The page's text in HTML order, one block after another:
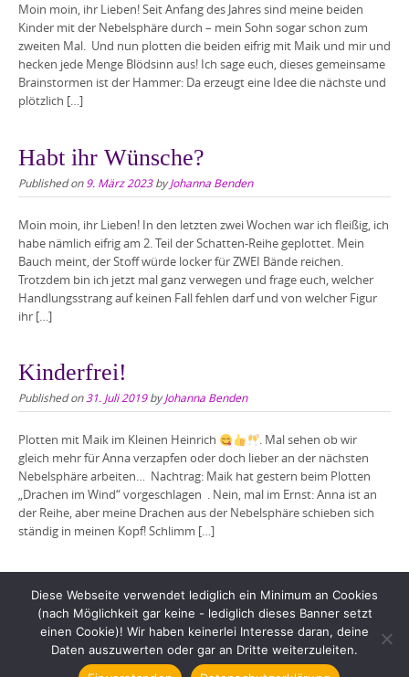
Moin moin, ihr Lieben! Seit Anfang des Jahres sind meine beiden
Kinder mit der Nebelsphäre durch – mein Sohn sogar schon zum
zweiten Mal. Und nun plotten die beiden eifrig mit Maik und mir und
hecken jede Menge Blödsinn aus! Ich sage euch, dieses gemeinsame
Brainstormen ist der Hammer: Da erzeugt eine Idee die nächste und
plötzlich […]
Habt ihr Wünsche?
Published on 9. März 2023byJohanna Benden
Moin moin, ihr Lieben! In den letzten zwei Wochen war ich fleißig, ich
habe nämlich eifrig am 2. Teil der Schatten-Reihe geplottet. Mein
Bauch meint, der Stoff würde locker für ZWEI Bände reichen.
Trotzdem bin ich jetzt mal ganz verwegen und frage euch, welcher
Handlungsstrang auf keinen Fall fehlen darf und von welcher Figur
ihr […]
Kinderfrei!
Published on31. Juli 2019byJohanna Benden
Plotten mit Maik im Kleinen Heinrich
. Mal sehen ob wir
gleich mehr für Anna verzapfen oder doch lieber an der nächsten
Nebelsphäre arbeiten… Nachtrag: Maik hat gestern beim Plotten
„Drachen im Wind“ vorgeschlagen . Nein, mal im Ernst: Anna ist an
der Reihe, aber meine Drachen aus der Nebelsphäre schieben sich
ständig in meinen Kopf! Schlimm […]
Copyright © 2026 Johanna Benden. All rights reserved.
Diese Webseite verwendet lediglich ein Minimum an Cookies
(nach Möglichkeit gar keine - lediglich dieses Banner setzt
einen Cookie)! Wir haben keinerlei Interesse daran, deine
Daten auszuwerten oder gar an Dritte weiterzuleiten.